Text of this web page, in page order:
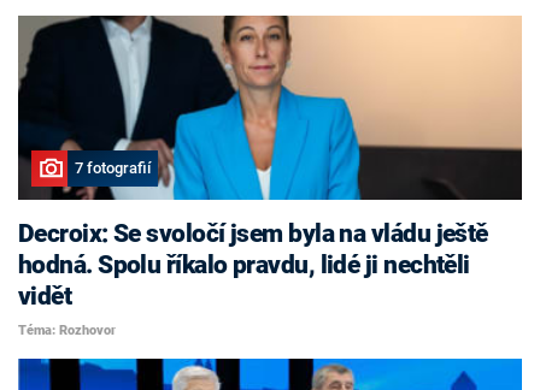
7 fotografií
Decroix: Se svoločí jsem byla na vládu ještě
hodná. Spolu říkalo pravdu, lidé ji nechtěli
vidět
Téma: Rozhovor